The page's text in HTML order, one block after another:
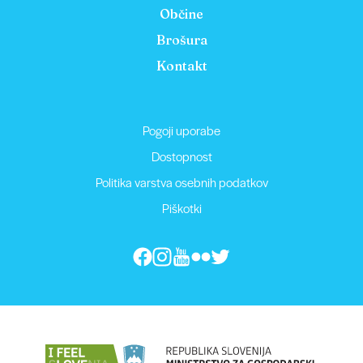
Občine
Brošura
Kontakt
Pogoji uporabe
Dostopnost
Politika varstva osebnih podatkov
Piškotki